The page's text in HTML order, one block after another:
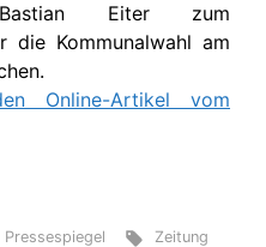
Eiter zum
die Kommunalwahl am
Online-Artikel vom
Pressespiegel Zeitung